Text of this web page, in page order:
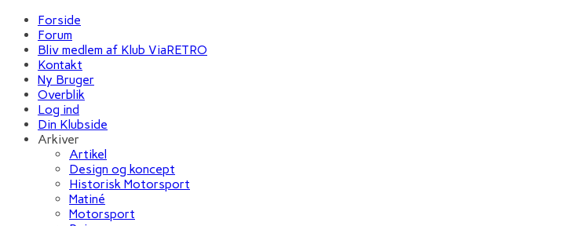
Forside
Forum
Bliv medlem af Klub ViaRETRO
Kontakt
Ny Bruger
Overblik
Log ind
Din Klubside
Arkiver
Artikel
Design og koncept
Historisk Motorsport
Matiné
Motorsport